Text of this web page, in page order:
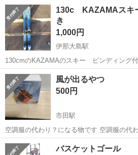
130c KAZAMAスキ
き
1,000円
伊那大島駅
130cmのKAZAMAのスキー ビンディング付き
で購入し、2シーズン使いました。 特にお
が、子供は1日中ふつうに滑っておりました
ますが、ソール部...
長野 下伊那郡 伊那大島駅
風が出るやつ
500円
市田駅
空調服の代わり？になる物です 空調服の代
が空調服は持っているので試運転のみで使
も点きます 宜しくお願いします
長野 下伊那郡 市田駅
バスケットゴール